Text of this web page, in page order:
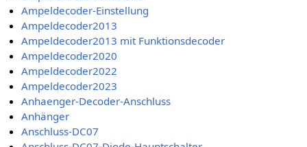
Ampeldecoder-Einstellung
Ampeldecoder2013
Ampeldecoder2013 mit Funktionsdecoder
Ampeldecoder2020
Ampeldecoder2022
Ampeldecoder2023
Anhaenger-Decoder-Anschluss
Anhänger
Anschluss-DC07